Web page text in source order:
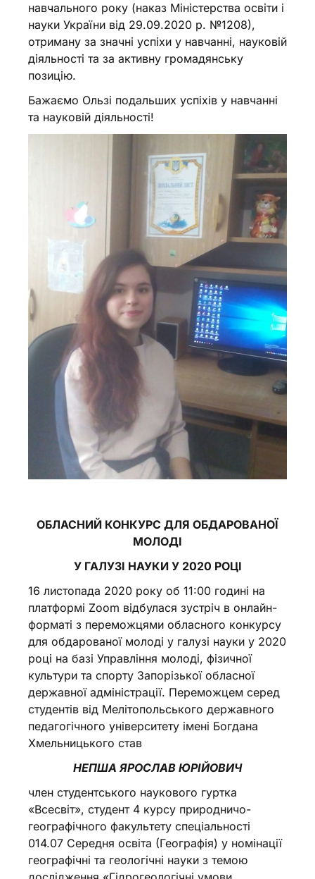
навчального року (наказ Міністерства освіти і
науки України від 29.09.2020 р. №1208),
отриману за значні успіхи у навчанні, науковій
діяльності та за активну громадянську
позицію.
Бажаємо Ользі подальших успіхів у навчанні
та науковій діяльності!
ОБЛАСНИЙ КОНКУРС ДЛЯ ОБДАРОВАНОЇ
МОЛОДІ
У ГАЛУЗІ НАУКИ У 2020 РОЦІ
16 листопада 2020 року об 11:00 годині на
платформі Zoom відбулася зустріч в онлайн-
форматі з переможцями обласного конкурсу
для обдарованої молоді у галузі науки у 2020
році на базі Управління молоді, фізичної
культури та спорту Запорізької обласної
державної адміністрації. Переможцем серед
студентів від Мелітопольського державного
педагогічного університету імені Богдана
Хмельницького став
НЕПША ЯРОСЛАВ ЮРІЙОВИЧ
член студентського наукового гуртка
«Всесвіт», студент 4 курсу природничо-
географічного факультету спеціальності
014.07 Середня освіта (Географія) у номінації
географічні та геологічні науки з темою